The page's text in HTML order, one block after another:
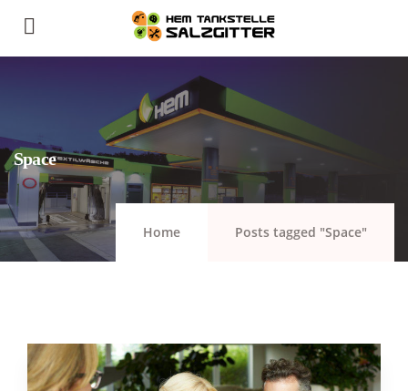
Space
Home Posts tagged "Space"